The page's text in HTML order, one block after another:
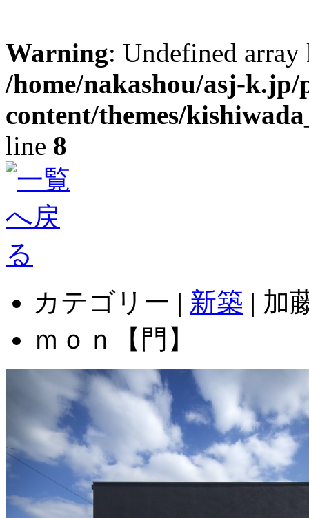
Warning: Undefined
/home/nakashou/asj-
content/themes/
line 8
カテゴリー | 新築 |
ｍｏｎ【門】